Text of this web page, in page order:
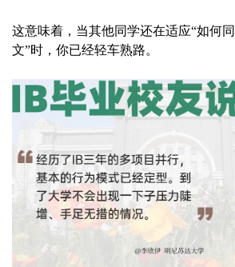
这意味着，当其他同学还在适应“如何
文”时，你已经轻车熟路。